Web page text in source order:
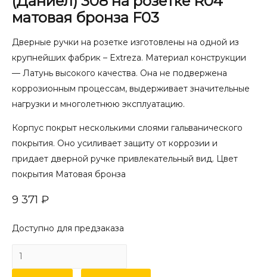
матовая бронза F03
Дверные ручки на розетке изготовлены на одной из
крупнейших фабрик – Extreza. Материал конструкции
— Латунь высокого качества. Она не подвержена
коррозионным процессам, выдерживает значительные
нагрузки и многолетнюю эксплуатацию.
Корпус покрыт несколькими слоями гальванического
покрытия. Оно усиливает защиту от коррозии и
придает дверной ручке привлекательный вид. Цвет
покрытия Матовая бронза
9 371 ₽
Доступно для предзаказа
Количество
товара